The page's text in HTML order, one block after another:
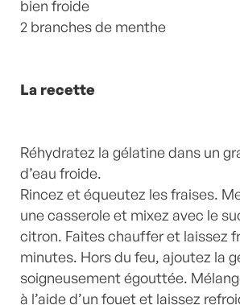
bien froide
2 branches de menthe
La recette
Réhydratez la gélatine dans un
d’eau froide.
Rincez et équeutez les fraises.
une casserole et mixez avec le
citron. Faites chauffer et laissez
minutes. Hors du feu, ajoutez la
soigneusement égouttée.
à l’aide d’un fouet et laissez